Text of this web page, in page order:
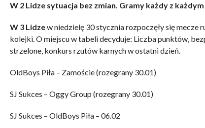
W 2 Lidze sytuacja bez zmian. Gramy każdy z
W 3 Lidzew niedzielę 30 stycznia rozpoczęły się mecze
kolejki. O miejscu w tabeli decyduje: Liczba punktów,
strzelone, konkurs rzutów karnych w ostatni dzień.
OldBoys Piła – Zamoście (rozegrany 30.01)
SJ Sukces – Oggy Group (rozegrany 30.01)
SJ Sukces – OldBoys Piła – 06.02